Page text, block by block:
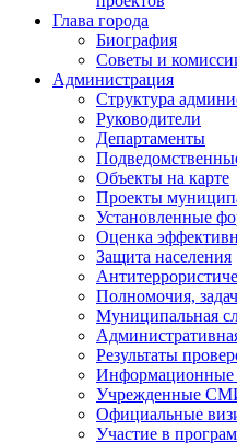
Глава города
Биография
Советы и
Администрация
Структура
Руководители
Департаменты
Объекты на карте
Проекты
Установленные
Оценка
Защита населения
Полномочия,
Муниципальная
Результаты
Информационные
Учрежденные
Официальные
Участие в